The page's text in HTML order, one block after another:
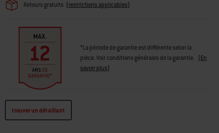
Retours gratuits (restrictions applicables)
*La période de garantie est différente selon la
pièce. Voir conditions générales de la garantie. (En
savoir plus)
trouver un détaillant